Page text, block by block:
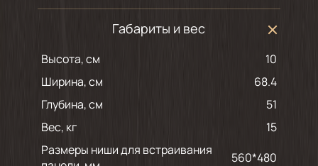
Габариты и вес
Высота, см
10
Ширина, см
68.4
Глубина, см
51
Вес, кг
15
Размеры ниши для встраивания
560*480